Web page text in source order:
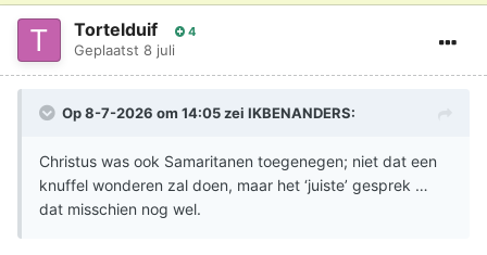
Tortelduif 4
Geplaatst 8 juli
Op 8-7-2026 om 14:05 zei IKBENANDERS:
Christus was ook Samaritanen toegenegen; niet dat een
knuffel wonderen zal doen, maar het ‘juiste’ gesprek …
dat misschien nog wel.